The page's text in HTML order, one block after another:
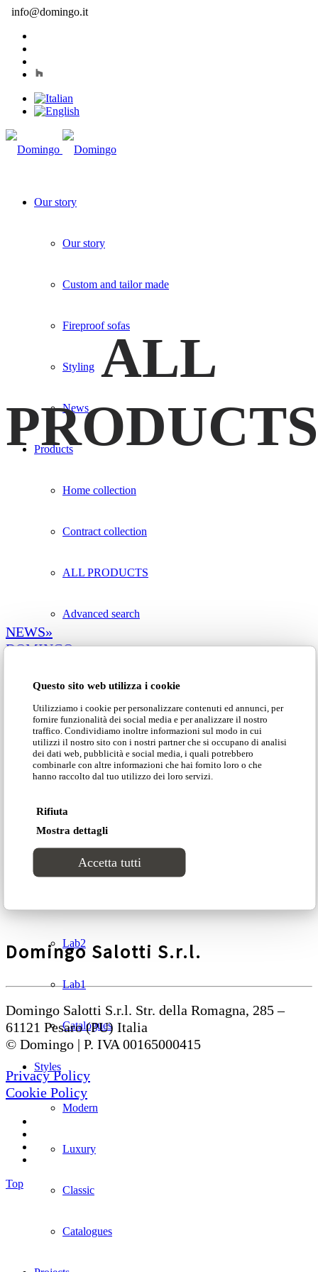
Questo sito web utilizza i cookie
Utilizziamo i cookie per personalizzare contenuti ed annunci, per
fornire funzionalità dei social media e per analizzare il nostro
traffico. Condividiamo inoltre informazioni sul modo in cui
utilizzi il nostro sito con i nostri partner che si occupano di analisi
dei dati web, pubblicità e social media, i quali potrebbero
combinarle con altre informazioni che hai fornito loro o che
hanno raccolto dal tuo utilizzo dei loro servizi.
Rifiuta
Mostra dettagli
Accetta tutti
info@domingo.it
Our story
Our story
Custom and tailor made
Fireproof sofas
Styling
News
Products
Home collection
Contract collection
ALL PRODUCTS
Advanced search
Groove
Tracks
Sweet dreams
Lab2
Lab1
Catalogues
Styles
Modern
Luxury
Classic
Catalogues
ALL
PRODUCTS
NEWS»
DOMINGO»
PROJECTS»
CONTACTS»
Follow our network
Trend, advices, moodboard, inspirations, news from
Domingo world to share with you
Domingo Salotti S.r.l.
Domingo Salotti S.r.l. Str. della Romagna, 285 –
61121 Pesaro (PU) Italia
© Domingo | P. IVA 00165000415
Privacy Policy
Cookie Policy
Top